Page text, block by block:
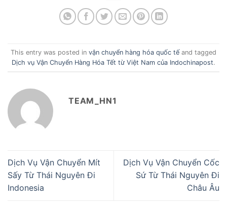
This entry was posted in vận chuyển hàng hóa quốc tếand tagged
Dịch vụ Vận Chuyển Hàng Hóa Tết từ Việt Nam của Indochinapost.
TEAM_HN1
Dịch Vụ Vận Chuyển Mít
Sấy Từ Thái Nguyên Đi
Indonesia
Dịch Vụ Vận Chuyển Cốc
Sứ Từ Thái Nguyên Đi
Châu Âu